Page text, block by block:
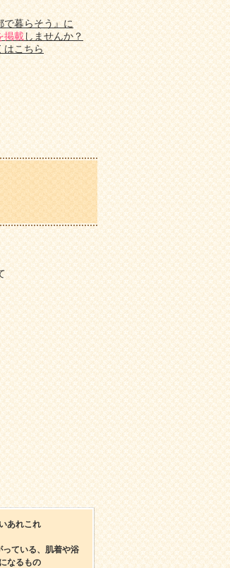
で暮らそう』に
掲載しませんか？
はこちら
あれこれ
ている、肌着や浴
なるもの